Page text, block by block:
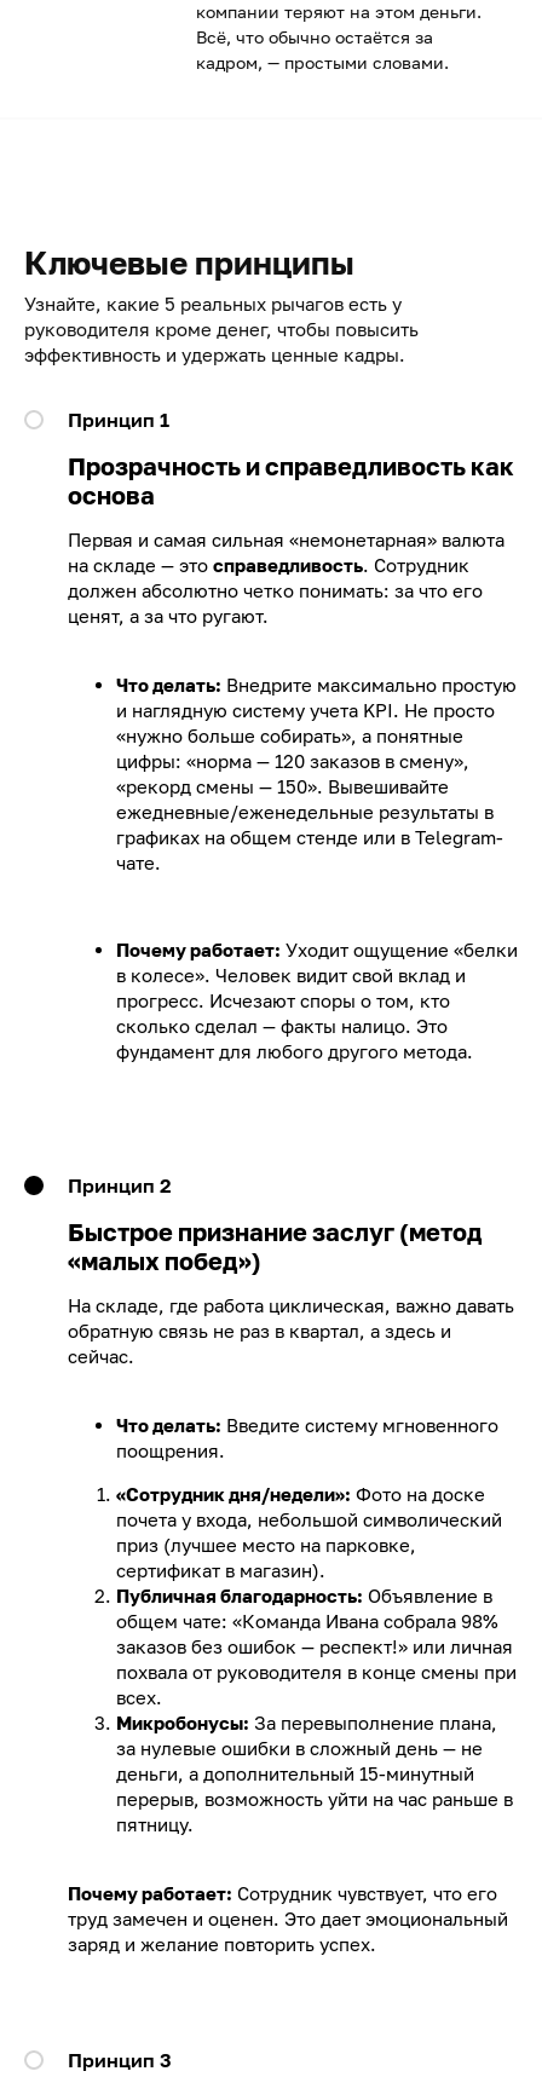
компании теряют на этом деньги.
Всё, что обычно остаётся за
кадром, — простыми словами.
Ключевые принципы
Узнайте, какие 5 реальных рычагов есть у
руководителя кроме денег, чтобы повысить
эффективность и удержать ценные кадры.
Принцип 1
Прозрачность и справедливость как
основа
Первая и самая сильная «немонетарная» валюта
на складе — это справедливость. Сотрудник
должен абсолютно четко понимать: за что его
ценят, а за что ругают.
Что делать: Внедрите максимально простую
и наглядную систему учета KPI. Не просто
«нужно больше собирать», а понятные
цифры: «норма — 120 заказов в смену»,
«рекорд смены — 150». Вывешивайте
ежедневные/еженедельные результаты в
графиках на общем стенде или в Telegram-
чате.
Почему работает: Уходит ощущение «белки
в колесе». Человек видит свой вклад и
прогресс. Исчезают споры о том, кто
сколько сделал — факты налицо. Это
фундамент для любого другого метода.
Принцип 2
Быстрое признание заслуг (метод
«малых побед»)
На складе, где работа циклическая, важно давать
обратную связь не раз в квартал, а здесь и
сейчас.
Что делать: Введите систему мгновенного
поощрения.
«Сотрудник дня/недели»: Фото на доске
почета у входа, небольшой символический
приз (лучшее место на парковке,
сертификат в магазин).
Публичная благодарность: Объявление в
общем чате: «Команда Ивана собрала 98%
заказов без ошибок — респект!» или личная
похвала от руководителя в конце смены при
всех.
Микробонусы: За перевыполнение плана,
за нулевые ошибки в сложный день — не
деньги, а дополнительный 15-минутный
перерыв, возможность уйти на час раньше в
пятницу.
Почему работает: Сотрудник чувствует, что его
труд замечен и оценен. Это дает эмоциональный
заряд и желание повторить успех.
Принцип 3